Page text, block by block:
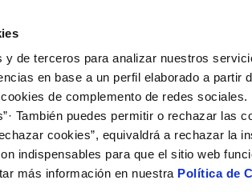
y de terceros para analizar nuestros
en base a un perfil elaborado a partir
de complemento de redes
También puedes permitir o rechazar las
cookies”, equivaldrá a rechazar la
indispensables para que el sitio web
más información en nuestra Política de
de titular
de suministro
Tu Servicio
AL CLIENTE
contacto
Carta de
Customer
Tu Agua
del agua
CUIDADOS
Consejos
Depósitos
DE GESTIÓN Y CERTIFICADOS
23